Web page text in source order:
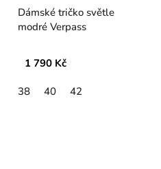
Dámské tričko světle
modré Verpass
1 790 Kč
38 40 42